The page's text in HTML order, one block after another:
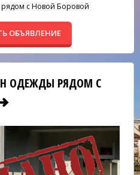
с Новой Боровой
ОБЪЯВЛЕНИЕ
ОДЕЖДЫ РЯДОМ С